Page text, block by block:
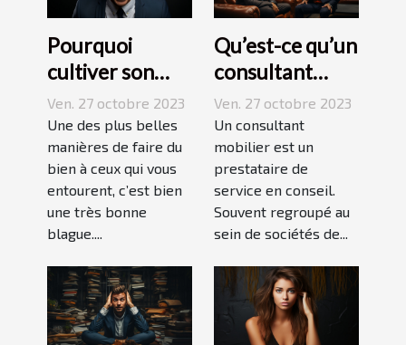
Pourquoi
cultiver son
esprit
humoristique ?
Ven. 27 octobre 2023
Une des plus belles
manières de faire du
bien à ceux qui vous
entourent, c’est bien
une très bonne
blague....
Qu’est-ce qu’un
consultant
mobilier ?
Ven. 27 octobre 2023
Un consultant
mobilier est un
prestataire de
service en conseil.
Souvent regroupé au
sein de sociétés de...